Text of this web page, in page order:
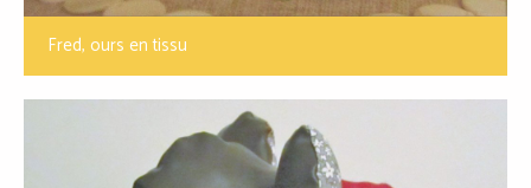
Fred, ours en tissu